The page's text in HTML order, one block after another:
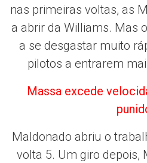
nas primeiras voltas, as
a abrir da Williams. Mas
a se desgastar muito
pilotos a entrarem
Massa excede
Maldonado abriu o
volta 5. Um giro depois,